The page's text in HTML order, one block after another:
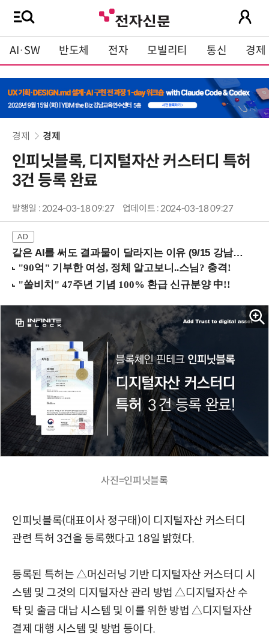
AI·SW 반도체 전자 모빌리티 통신 경제
경제 경제
인피닛블록, 디지털자산 커스터디 특허
3건 등록 완료
발행일 : 2024-03-18 09:27 업데이트 : 2024-03-18 09:27
같은 AI를 써도 결과물이 달라지는 이유 (9/15 강남역)
사진=인피닛블록
인피닛블록(대표이사 정구태)이 디지털자산 커스터디
관련 특허 3건을 등록했다고 18일 밝혔다.
등록된 특허는 △머신러닝 기반 디지털자산 커스터디 시
스템 및 그것의 디지털자산 관리 방법 △디지털자산 수
탁 및 출금 대납 시스템 및 이를 위한 방법 △디지털자산
결제 대행 시스템 및 방법 등이다.